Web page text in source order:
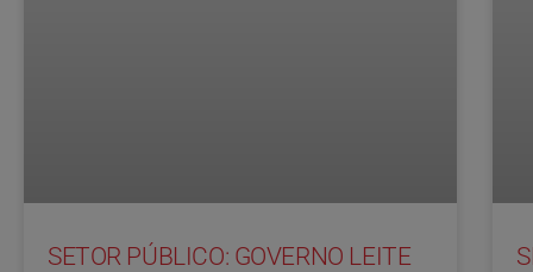
SETOR PÚBLICO: GOVERNO LEITE